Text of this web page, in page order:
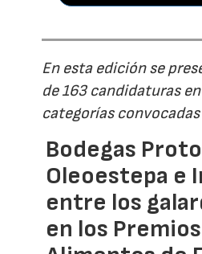
En esta edición se
de 163 candidaturas
categorías convocadas
Bodegas
Oleoestepa e
entre los
en los Premios